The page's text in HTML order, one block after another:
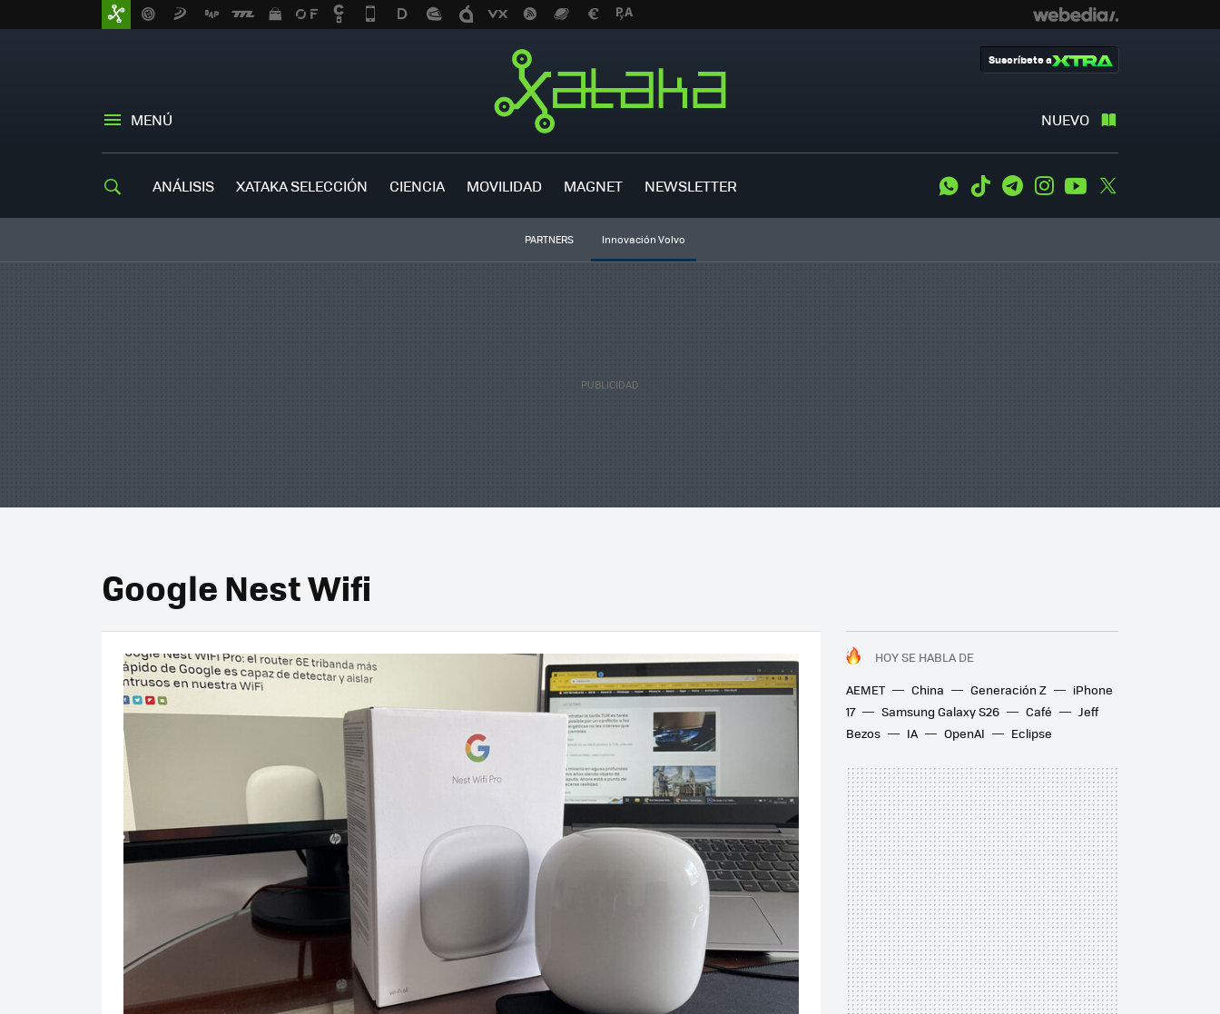
MENÚ NUEVO
Suscríbete a
ANÁLISIS XATAKA SELECCIÓN CIENCIA MOVILIDAD MAGNET NEWSLETTER WhatsApp
Tiktok TelegramInstagramYoutube
PARTNERS Innovación Volvo
Google Nest Wifi
HOY SE HABLA DE
AEMET
China Generación Z
iPhone
17
Samsung Galaxy S26 Café
Jeff
Bezos
IA OpenAI Eclipse